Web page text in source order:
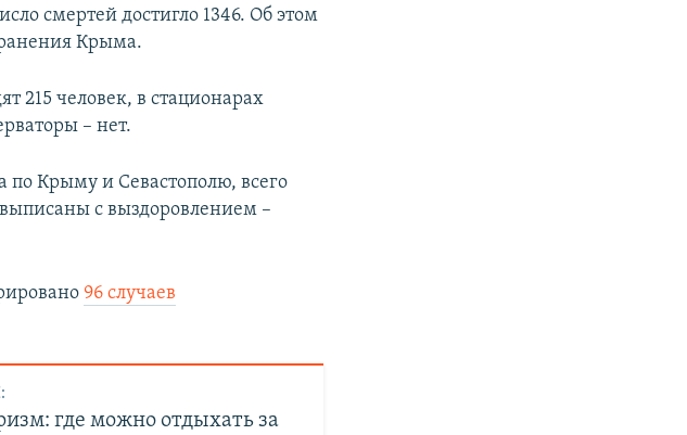
смертей достигло 1346. Об этом
Крыма.
215 человек, в стационарах
– нет.
по Крыму и Севастополю, всего
с выздоровлением –
96 случаев
где можно отдыхать за